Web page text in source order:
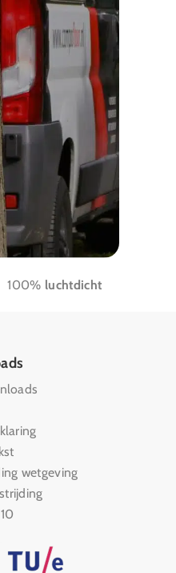
100% luchtdicht
wetgeving